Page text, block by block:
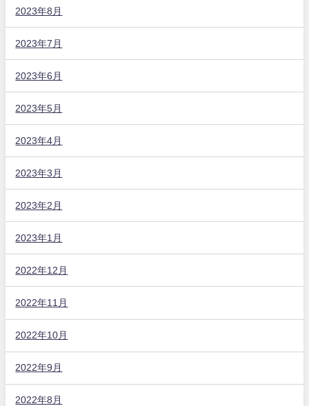
2023年8月
2023年7月
2023年6月
2023年5月
2023年4月
2023年3月
2023年2月
2023年1月
2022年12月
2022年11月
2022年10月
2022年9月
2022年8月